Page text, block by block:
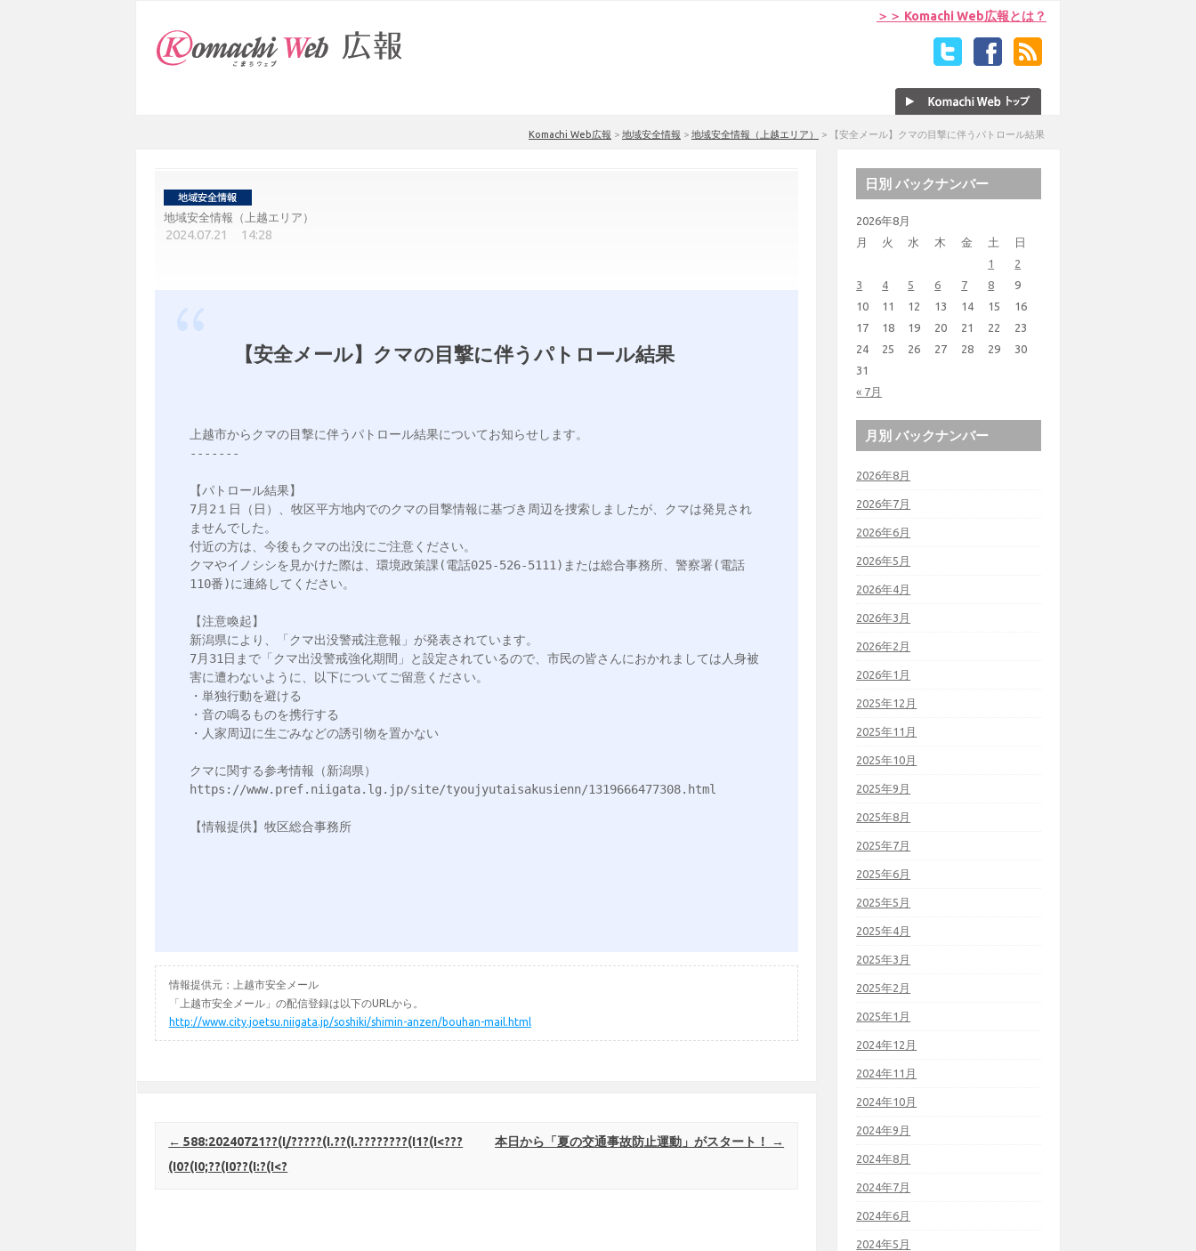
＞＞ Komachi Web広報とは？
Komachi Web広報 > 地域安全情報 > 地域安全情報（上越エリア） > 【安全メール】クマの目撃に伴うパトロール結果
地域安全情報（上越エリア）
2024.07.21 14:28
【安全メール】クマの目撃に伴うパトロール結果
上越市からクマの目撃に伴うパトロール結果についてお知らせします。
-------
【パトロール結果】
7月2１日（日）、牧区平方地内でのクマの目撃情報に基づき周辺を捜索しましたが、クマは発見され
ませんでした。
付近の方は、今後もクマの出没にご注意ください。
クマやイノシシを見かけた際は、環境政策課(電話025-526-5111)または総合事務所、警察署(電話
110番)に連絡してください。
【注意喚起】
新潟県により、「クマ出没警戒注意報」が発表されています。
7月31日まで「クマ出没警戒強化期間」と設定されているので、市民の皆さんにおかれましては人身被
害に遭わないように、以下についてご留意ください。
・単独行動を避ける
・音の鳴るものを携行する
・人家周辺に生ごみなどの誘引物を置かない
クマに関する参考情報（新潟県）
https://www.pref.niigata.lg.jp/site/tyoujyutaisakusienn/1319666477308.html
【情報提供】牧区総合事務所
情報提供元：上越市安全メール
「上越市安全メール」の配信登録は以下のURLから。
http://www.city.joetsu.niigata.jp/soshiki/shimin-anzen/bouhan-mail.html
Post navigation
← 588:20240721??(I/?????(I.??(I.????????(I1?(I<???
(I0?(I0;??(I0??(I:?(I<?
本日から「夏の交通事故防止運動」がスタート！ →
日別 バックナンバー
2026年8月
月
火 水 木 金 土 日
« 7月
1
2
3
4 5 6 7 8
9
10
11 12 13 14 15
16
17
18 19 20 21 22
23
24
25 26 27 28 29
30
31
月別 バックナンバー
2026年8月
2026年7月
2026年6月
2026年5月
2026年4月
2026年3月
2026年2月
2026年1月
2025年12月
2025年11月
2025年10月
2025年9月
2025年8月
2025年7月
2025年6月
2025年5月
2025年4月
2025年3月
2025年2月
2025年1月
2024年12月
2024年11月
2024年10月
2024年9月
2024年8月
2024年7月
2024年6月
2024年5月